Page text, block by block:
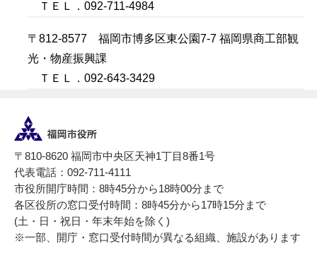
ＴＥＬ．092-711-4984
〒812-8577 福岡市博多区東公園7-7 福岡県商工部観
光・物産振興課
ＴＥＬ．092-643-3429
〒810-8620 福岡市中央区天神1丁目8番1号
代表電話：092-711-4111
市役所開庁時間：8時45分から18時00分まで
各区役所の窓口受付時間：8時45分から17時15分まで
(土・日・祝日・年末年始を除く)
※一部、開庁・窓口受付時間が異なる組織、施設があります